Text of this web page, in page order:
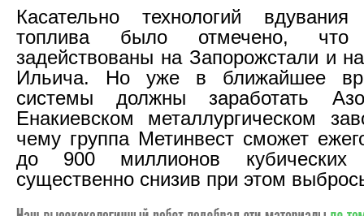
Касательно технологий вдувания
топлива было отмечено,
задействованы на Запорожстали и
Ильича. Но уже в ближайшее
системы должны заработать
Енакиевском металлургическом
чему группа Метинвест сможет
до 900 миллионов кубических
существенно снизив при этом